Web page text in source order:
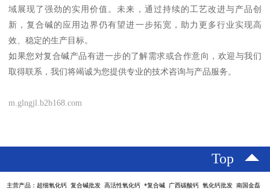
域展现了强劲的实用价值。未来，通过持续的工艺改进与产品创
新，复合碱的应用边界仍有望进一步拓宽，助力更多行业实现高
效、稳定的生产目标。
如果您对复合碱产品有进一步的了解需求或合作意向，欢迎与我们
取得联系，我们将竭诚为您提供专业的技术咨询与产品服务。
m.glngjl.b2b168.com
Top
主营产品：超细氧化钙 复合碱批发 高活性氧化钙 *复合碱 广西碳酸钙 氧化钙批发 南国金磊